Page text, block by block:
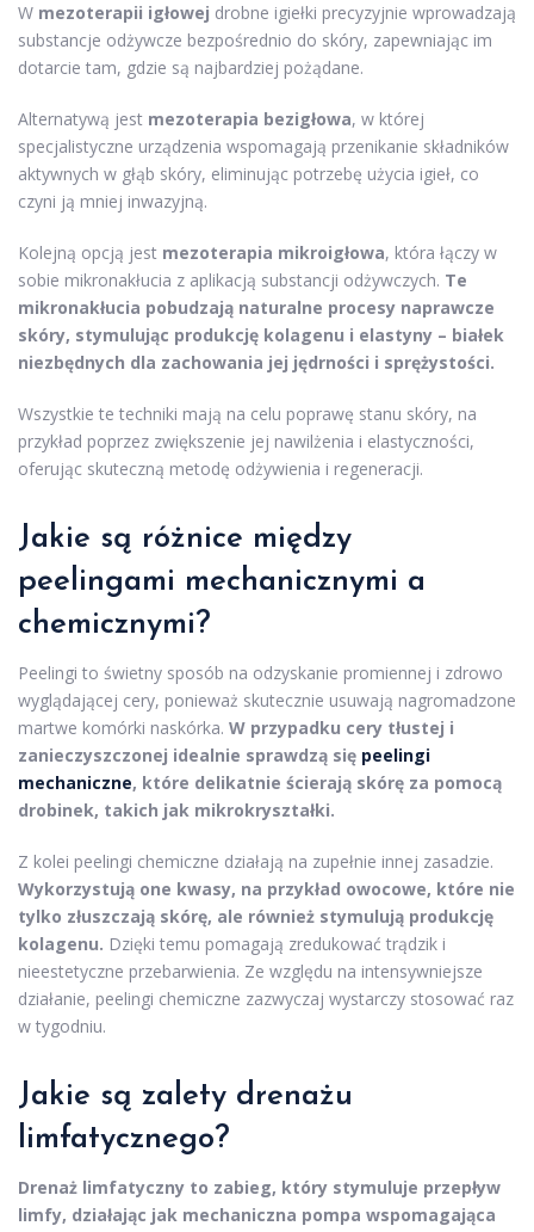
W mezoterapii igłowej drobne igiełki precyzyjnie wprowadzają
substancje odżywcze bezpośrednio do skóry, zapewniając im
dotarcie tam, gdzie są najbardziej pożądane.
Alternatywą jest mezoterapia bezigłowa, w której
specjalistyczne urządzenia wspomagają przenikanie składników
aktywnych w głąb skóry, eliminując potrzebę użycia igieł, co
czyni ją mniej inwazyjną.
Kolejną opcją jest mezoterapia mikroigłowa, która łączy w
sobie mikronakłucia z aplikacją substancji odżywczych. Te
mikronakłucia pobudzają naturalne procesy naprawcze
skóry, stymulując produkcję kolagenu i elastyny – białek
niezbędnych dla zachowania jej jędrności i sprężystości.
Wszystkie te techniki mają na celu poprawę stanu skóry, na
przykład poprzez zwiększenie jej nawilżenia i elastyczności,
oferując skuteczną metodę odżywienia i regeneracji.
Jakie są różnice między
peelingami mechanicznymi a
chemicznymi?
Peelingi to świetny sposób na odzyskanie promiennej i zdrowo
wyglądającej cery, ponieważ skutecznie usuwają nagromadzone
martwe komórki naskórka. W przypadku cery tłustej i
zanieczyszczonej idealnie sprawdzą się peelingi
mechaniczne, które delikatnie ścierają skórę za pomocą
drobinek, takich jak mikrokryształki.
Z kolei peelingi chemiczne działają na zupełnie innej zasadzie.
Wykorzystują one kwasy, na przykład owocowe, które nie
tylko złuszczają skórę, ale również stymulują produkcję
kolagenu. Dzięki temu pomagają zredukować trądzik i
nieestetyczne przebarwienia. Ze względu na intensywniejsze
działanie, peelingi chemiczne zazwyczaj wystarczy stosować raz
w tygodniu.
Jakie są zalety drenażu
limfatycznego?
Drenaż limfatyczny to zabieg, który stymuluje przepływ
limfy, działając jak mechaniczna pompa wspomagająca